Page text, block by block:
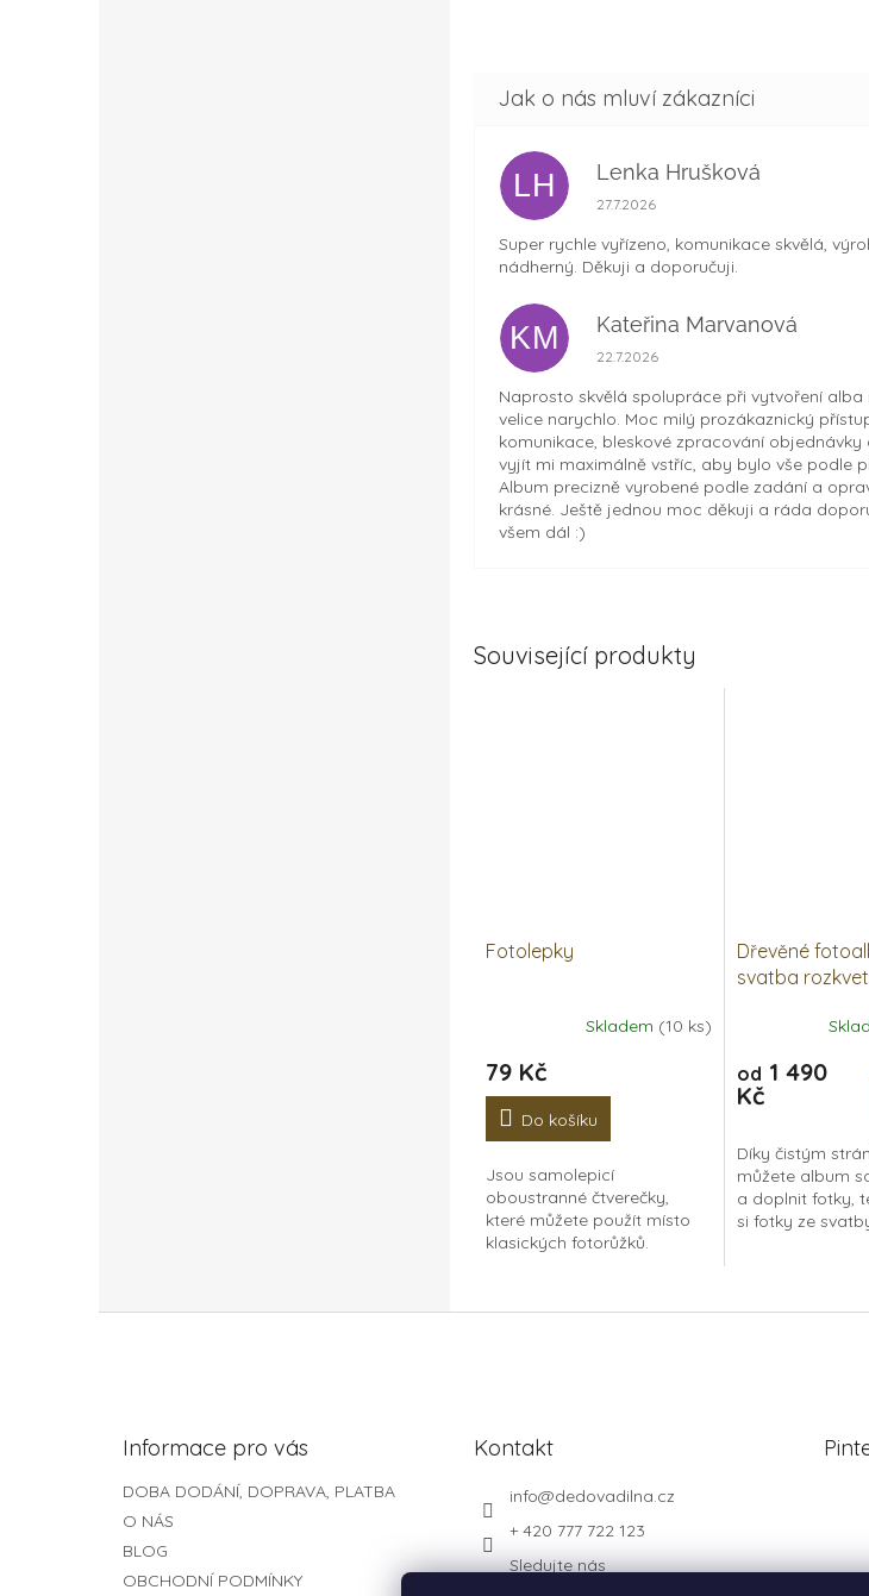
Související produkty
Fotolepky
Skladem (10 ks)
79 Kč
Do košíku
Jsou samolepicí
oboustranné čtverečky,
které můžete použít místo
klasických fotorůžků.
nalepení do alba nepůjdou
Dřevěné
svatba
produktu
je
5
hvězdiček.
od 1 490
Kč
Díky čistým
můžete album
a doplnit fotky,
si fotky ze
LH Lenka Hrušková
Hodnocení obchodu je 5 z 5
27.7.2026
Super rychle vyřízeno, komunikace skvělá,
nádherný. Děkuji a doporučuji.
KM Kateřina Marvanová
Hodnocení obchodu je 5 z 5
22.7.2026
Naprosto skvělá spolupráce při vytvoření alba
velice narychlo. Moc milý prozákaznický
komunikace, bleskové zpracování objednávky
vyjít mi maximálně vstříc, aby bylo vše podle
Album precizně vyrobené podle zadání a
krásné. Ještě jednou moc děkuji a ráda
všem dál :)
Informace pro vás
DOBA DODÁNÍ, DOPRAVA, PLATBA
O NÁS
BLOG
OBCHODNÍ PODMÍNKY
Kontakt
info@dedovadilna.cz
+ 420 777 722 123
Sledujte nás